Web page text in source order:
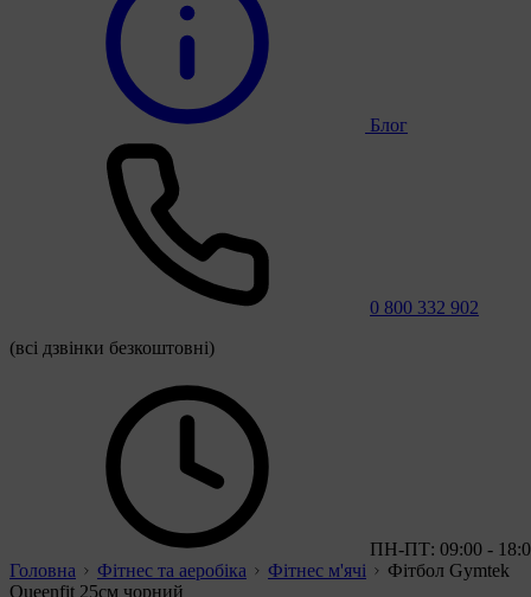
Блог
0 800 332 902
(всі дзвінки безкоштовні)
ПН-ПТ: 09:00 -
Головна
Фітнес та аеробіка Фітнес м'ячі
Фітбол Gymtek
Queenfit 25см чорний